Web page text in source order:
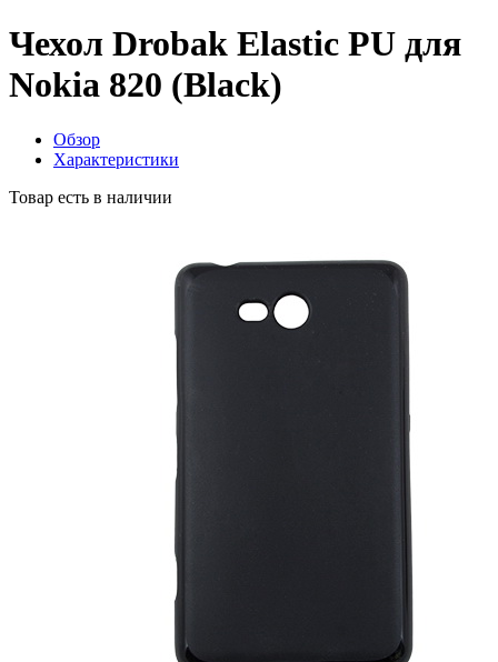
Чехол Drobak Elastic PU для
Nokia 820 (Black)
Обзор
Характеристики
Товар есть в наличии